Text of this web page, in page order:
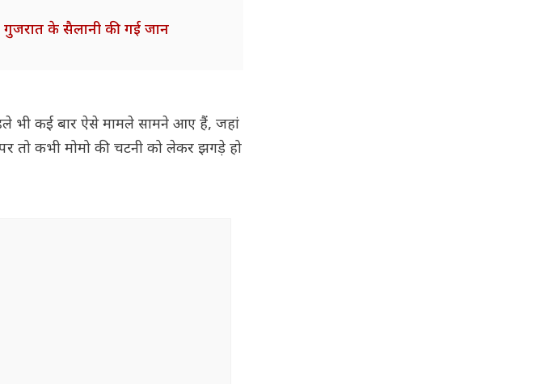
गुजरात के सैलानी की गई जान
भी कई बार ऐसे मामले सामने आए हैं, जहां
तो कभी मोमो की चटनी को लेकर झगड़े हो